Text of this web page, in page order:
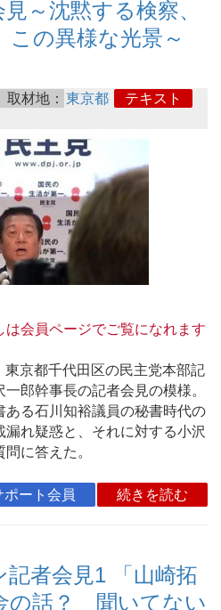
～沈黙する検察、
の異様な光景～
取材地： 東京都
テキスト
会員ページでご覧になれます
京都千代田区の民主党本部記
郎幹事長の記者会見の模様。
る石川知裕議員の秘書時代の
れ疑惑と、それに対する小沢
問に答えた。
ポート会員 続きを読む
者会見1 「山崎拓
の話？ 聞いてない